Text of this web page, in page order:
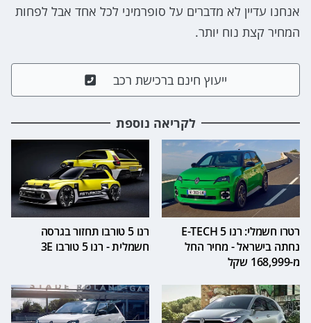
אנחנו עדיין לא מדברים על סופרמיני לכל אחד אבל לפחות
המחיר קצת נוח יותר.
ייעוץ חינם ברכישת רכב
לקריאה נוספת
רטרו חשמלי: רנו 5 E-TECH
נחתה בישראל - מחיר החל
מ-168,999 שקל
רנו 5 טורבו תחזור בגרסה
חשמלית - רנו 5 טורבו 3E